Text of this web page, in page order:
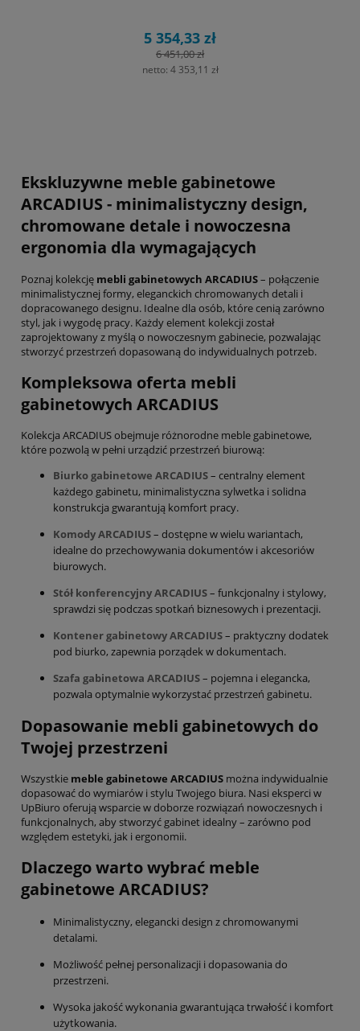
5 354,33 zł
6 451,00 zł
netto: 4 353,11 zł
Ekskluzywne meble gabinetowe
ARCADIUS - minimalistyczny design,
chromowane detale i nowoczesna
ergonomia dla wymagających
Poznaj kolekcję mebli gabinetowych ARCADIUS– połączenie
minimalistycznej formy, eleganckich chromowanych detali i
dopracowanego designu. Idealne dla osób, które cenią zarówno
styl, jak i wygodę pracy. Każdy element kolekcji został
zaprojektowany z myślą o nowoczesnym gabinecie, pozwalając
stworzyć przestrzeń dopasowaną do indywidualnych potrzeb.
Kompleksowa oferta mebli
gabinetowych ARCADIUS
Kolekcja ARCADIUS obejmuje różnorodne meble gabinetowe,
które pozwolą w pełni urządzić przestrzeń biurową:
Biurko gabinetowe ARCADIUS– centralny element
każdego gabinetu, minimalistyczna sylwetka i solidna
konstrukcja gwarantują komfort pracy.
Komody ARCADIUS– dostępne w wielu wariantach,
idealne do przechowywania dokumentów i akcesoriów
biurowych.
Stół konferencyjny ARCADIUS– funkcjonalny i stylowy,
sprawdzi się podczas spotkań biznesowych i prezentacji.
Kontener gabinetowy ARCADIUS– praktyczny dodatek
pod biurko, zapewnia porządek w dokumentach.
Szafa gabinetowa ARCADIUS– pojemna i elegancka,
pozwala optymalnie wykorzystać przestrzeń gabinetu.
Dopasowanie mebli gabinetowych do
Twojej przestrzeni
Wszystkie meble gabinetowe ARCADIUS można indywidualnie
dopasować do wymiarów i stylu Twojego biura. Nasi eksperci w
UpBiuro oferują wsparcie w doborze rozwiązań nowoczesnych i
funkcjonalnych, aby stworzyć gabinet idealny – zarówno pod
względem estetyki, jak i ergonomii.
Dlaczego warto wybrać meble
gabinetowe ARCADIUS?
Minimalistyczny, elegancki design z chromowanymi
detalami.
Możliwość pełnej personalizacji i dopasowania do
przestrzeni.
Wysoka jakość wykonania gwarantująca trwałość i komfort
użytkowania.